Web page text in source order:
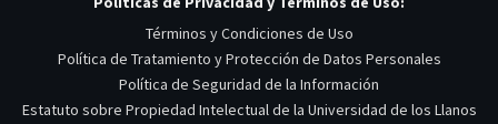
Términos y Condiciones de Uso
Política de Tratamiento y Protección de Datos Personales
Política de Seguridad de la Información
Estatuto sobre Propiedad Intelectual de la Universidad de los Llanos